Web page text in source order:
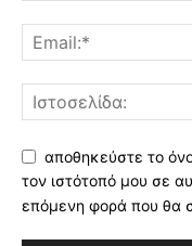
αποθηκεύστε το
τον ιστότοπό μου σε
επόμενη φορά που θα